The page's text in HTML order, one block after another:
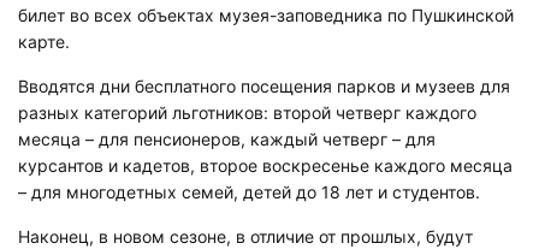
билет во всех объектах музея-заповедника по Пушкинской
карте.
Вводятся дни бесплатного посещения парков и музеев для
разных категорий льготников: второй четверг каждого
месяца – для пенсионеров, каждый четверг – для
курсантов и кадетов, второе воскресенье каждого месяца
– для многодетных семей, детей до 18 лет и студентов.
Наконец, в новом сезоне, в отличие от прошлых, будут